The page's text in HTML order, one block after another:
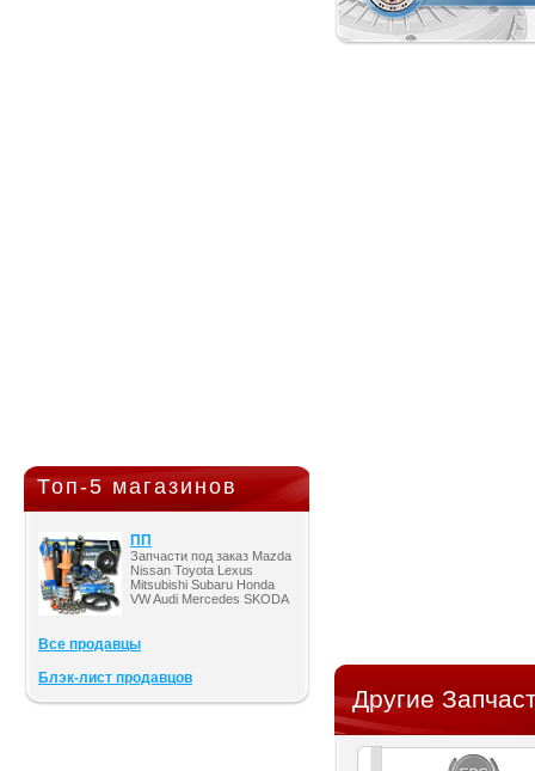
Топ-5 магазинов
ПП
Запчасти под заказ Mazda
Nissan Toyota Lexus
Mitsubishi Subaru Honda
VW Audi Mercedes SKODA
Все продавцы
Блэк-лист продавцов
Другие